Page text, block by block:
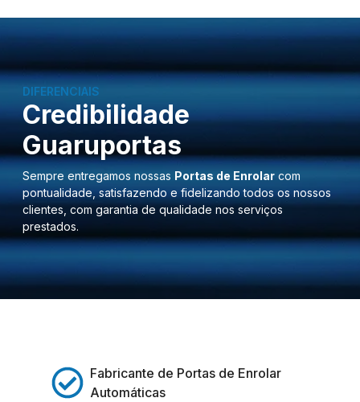
DIFERENCIAIS
Credibilidade
Guaruportas
Sempre entregamos nossas Portas de Enrolar com
pontualidade, satisfazendo e fidelizando todos os nossos
clientes, com garantia de qualidade nos serviços
prestados.
Fabricante de Portas de Enrolar
Automáticas